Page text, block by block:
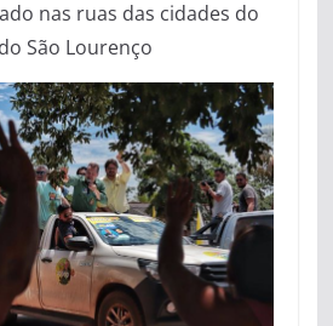
nas ruas das cidades do
São Lourenço